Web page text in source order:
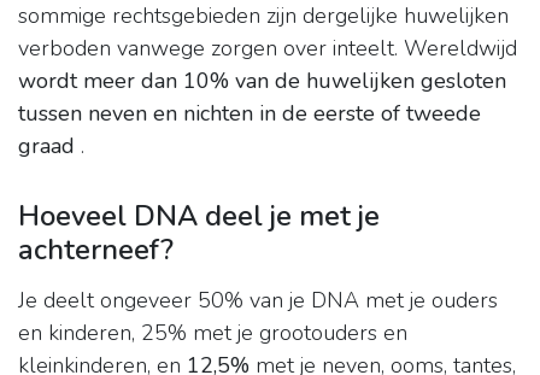
sommige rechtsgebieden zijn dergelijke huwelijken
verboden vanwege zorgen over inteelt. Wereldwijd
wordt meer dan 10% van de huwelijken gesloten
tussen neven en nichten in de eerste of tweede
graad .
Hoeveel DNA deel je met je
achterneef?
Je deelt ongeveer 50% van je DNA met je ouders
en kinderen, 25% met je grootouders en
kleinkinderen, en 12,5% met je neven, ooms, tantes,